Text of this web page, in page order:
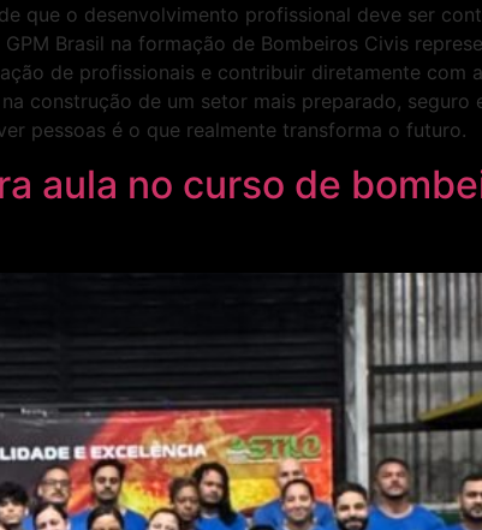
que o desenvolvimento profissional deve ser
Brasil na formação de Bombeiros Civis
de profissionais e contribuir diretamente com
construção de um setor mais preparado,
pessoas é o que realmente transforma o futuro.
aula no curso de